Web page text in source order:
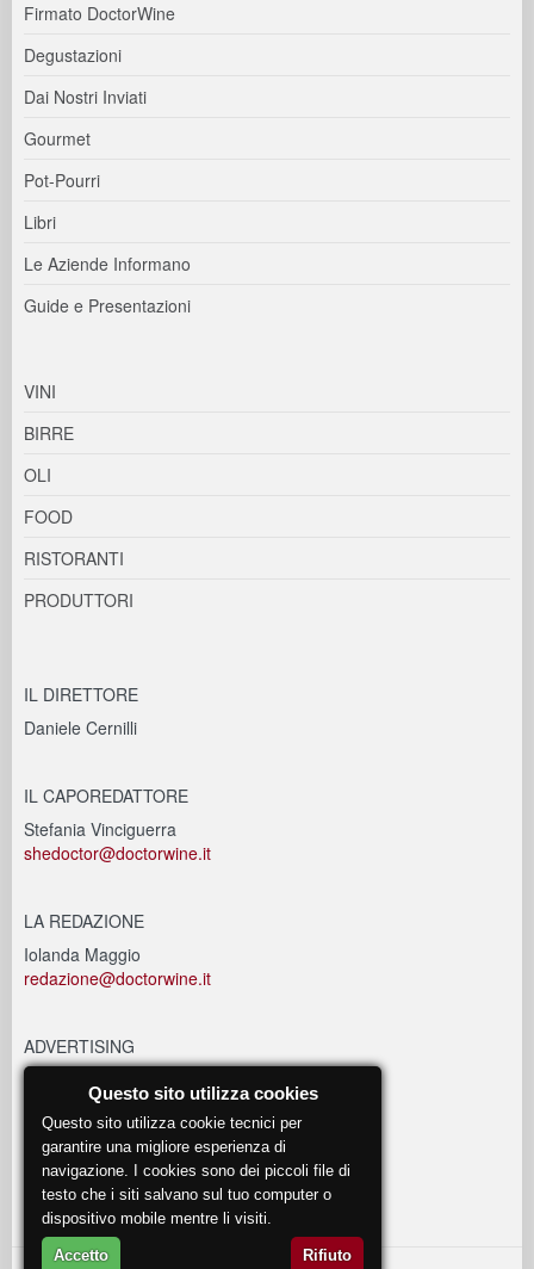
Firmato DoctorWine
Degustazioni
Dai Nostri Inviati
Gourmet
Pot-Pourri
Libri
Le Aziende Informano
Guide e Presentazioni
VINI
BIRRE
OLI
FOOD
RISTORANTI
PRODUTTORI
IL DIRETTORE
Daniele Cernilli
IL CAPOREDATTORE
Stefania Vinciguerra
shedoctor@doctorwine.it
LA REDAZIONE
Iolanda Maggio
redazione@doctorwine.it
ADVERTISING
EVENTI
eventi@doctorwine.it
Questo sito utilizza cookies
Questo sito utilizza cookie tecnici per
garantire una migliore esperienza di
navigazione. I cookies sono dei piccoli file di
testo che i siti salvano sul tuo computer o
dispositivo mobile mentre li visiti.
Accetto Rifiuto